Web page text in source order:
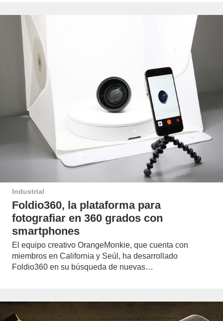
Industrial
Foldio360, la plataforma para
fotografiar en 360 grados con
smartphones
El equipo creativo OrangeMonkie, que cuenta con
miembros en California y Seúl, ha desarrollado
Foldio360 en su búsqueda de nuevas…